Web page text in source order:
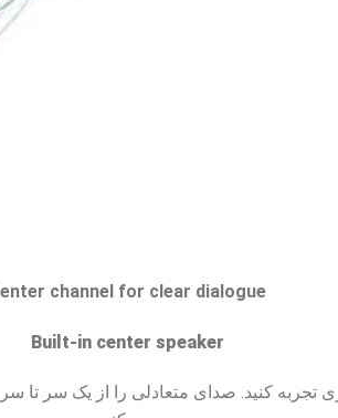
channel for clear dialogue
Built-in center speaker
کنید. صدای متعادلی را از یک سر تا